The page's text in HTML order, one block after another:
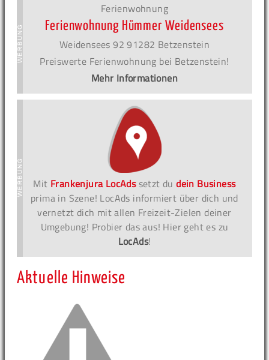
Ferienwohnung
Ferienwohnung Hümmer Weidensees
Weidensees 92 91282 Betzenstein
Preiswerte Ferienwohnung bei Betzenstein!
Mehr Informationen
Mit Frankenjura LocAdssetzt dudein Business
prima in Szene! LocAds informiert über dich und
vernetzt dich mit allen Freizeit-Zielen deiner
Umgebung! Probier das aus! Hier geht es zu
LocAds!
Aktuelle Hinweise